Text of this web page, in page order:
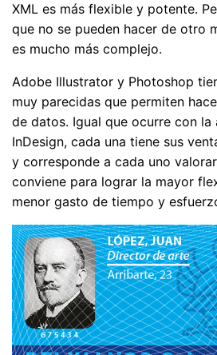
XML es más flexible y potente.
que no se pueden hacer de otro
es mucho más complejo.
Adobe Illustrator y Photoshop
muy parecidas que permiten
de datos. Igual que ocurre con la
InDesign, cada una tiene sus
y corresponde a cada uno
conviene para lograr la mayor
menor gasto de tiempo y